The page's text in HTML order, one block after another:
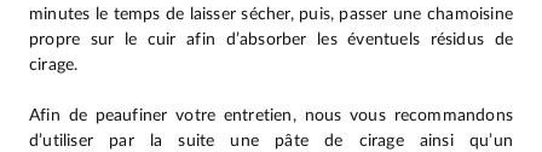
minutes le temps de laisser sécher, puis, passer une chamoisine
propre sur le cuir afin d’absorber les éventuels résidus de
cirage.
Afin de peaufiner votre entretien, nous vous recommandons
d’utiliser par la suite une pâte de cirage ainsi qu’un